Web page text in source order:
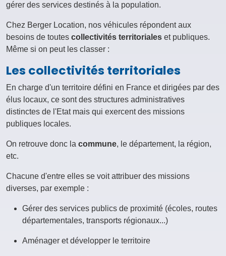
gérer des services destinés à la population.
Chez Berger Location, nos véhicules répondent aux
besoins de toutes collectivités territoriales et publiques.
Même si on peut les classer :
Les collectivités territoriales
En charge d'un territoire défini en France et dirigées par des
élus locaux, ce sont des structures administratives
distinctes de l'Etat mais qui exercent des missions
publiques locales.
On retrouve donc la commune, le département, la région,
etc.
Chacune d'entre elles se voit attribuer des missions
diverses, par exemple :
Gérer des services publics de proximité (écoles, routes
départementales, transports régionaux...)
Aménager et développer le territoire